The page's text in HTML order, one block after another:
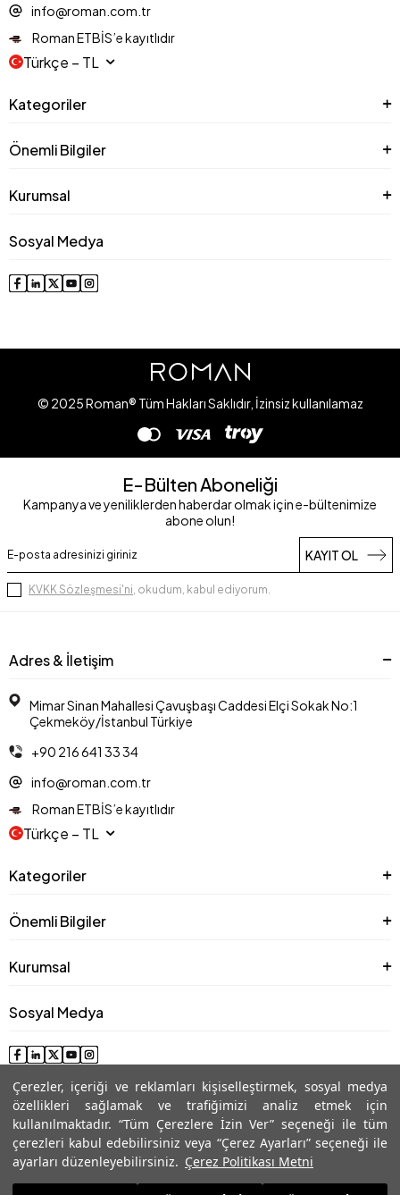
Çerezler, içeriği ve reklamları kişiselleştirmek, sosyal medya
özellikleri sağlamak ve trafiğimizi analiz etmek için
kullanılmaktadır. “Tüm Çerezlere İzin Ver” seçeneği ile tüm
çerezleri kabul edebilirsiniz veya “Çerez Ayarları” seçeneği ile
ayarları düzenleyebilirsiniz. Çerez Politikası Metni
info@roman.com.tr
Roman ETBİS’e kayıtlıdır
Türkçe − TL
Kategoriler
Önemli Bilgiler
Kurumsal
Sosyal Medya
© 2025 Roman® Tüm Hakları Saklıdır, İzinsiz kullanılamaz
E-Bülten Aboneliği
Kampanya ve yeniliklerden haberdar olmak için e-bültenimize
abone olun!
KAYIT OL
KVKK Sözleşmesi'ni , okudum, kabul ediyorum.
Adres & İletişim
Mimar Sinan Mahallesi Çavuşbaşı Caddesi Elçi Sokak No:1
Çekmeköy/İstanbul Türkiye
+90 216 641 33 34
info@roman.com.tr
Roman ETBİS’e kayıtlıdır
Türkçe − TL
Kategoriler
Önemli Bilgiler
Kurumsal
Sosyal Medya
© 2025 Roman® Tüm Hakları Saklıdır, İzinsiz kullanılamaz